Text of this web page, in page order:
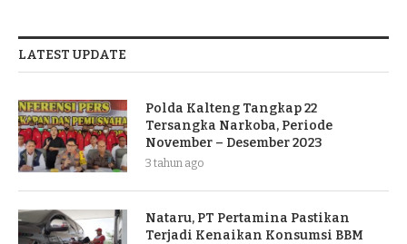
LATEST UPDATE
Polda Kalteng Tangkap 22
Tersangka Narkoba, Periode
November – Desember 2023
3 tahun ago
Nataru, PT Pertamina Pastikan
Terjadi Kenaikan Konsumsi BBM